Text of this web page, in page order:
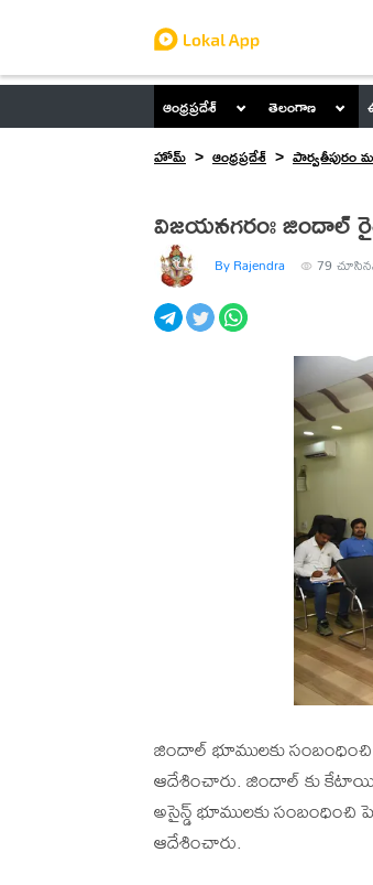
ఆంధ్రప్రదేశ్ తెలంగాణ
హోమ్
ఆంధ్రప్రదేశ్ పార్వతీపురం
విజ‌య‌న‌గ‌రంః జిందాల్
By Rajendra 79
జిందాల్ భూముల‌కు
ఆదేశించారు. జిందాల్ కు
అసైన్డ్ భూముల‌కు
ఆదేశించారు.